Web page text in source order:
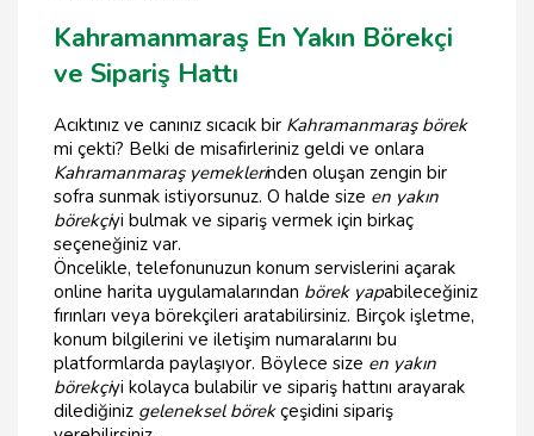
Kahramanmaraş En Yakın Börekçi
ve Sipariş Hattı
Acıktınız ve canınız sıcacık bir Kahramanmaraş börek
mi çekti? Belki de misafirleriniz geldi ve onlara
Kahramanmaraş yemeklerinden oluşan zengin bir
sofra sunmak istiyorsunuz. O halde size en yakın
börekçiyi bulmak ve sipariş vermek için birkaç
seçeneğiniz var.
Öncelikle, telefonunuzun konum servislerini açarak
online harita uygulamalarından börek yapabileceğiniz
fırınları veya börekçileri aratabilirsiniz. Birçok işletme,
konum bilgilerini ve iletişim numaralarını bu
platformlarda paylaşıyor. Böylece size en yakın
börekçiyi kolayca bulabilir ve sipariş hattını arayarak
dilediğiniz geleneksel börekçeşidini sipariş